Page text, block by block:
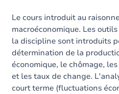
Le cours introduit au
macroéconomique. Les
la discipline sont introduits
détermination de la
économique, le chômage,
et les taux de change.
court terme (fluctuations